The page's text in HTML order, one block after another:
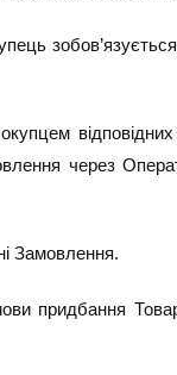
через
Замовлення.
придбання